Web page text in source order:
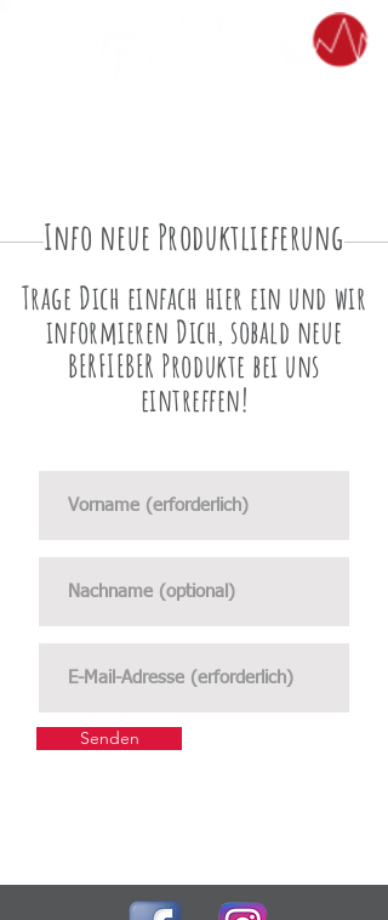
Info neue Produktlieferung
Trage Dich einfach hier ein und wir
informieren Dich, sobald neue
BERFIEBER Produkte bei uns
eintreffen!
Senden